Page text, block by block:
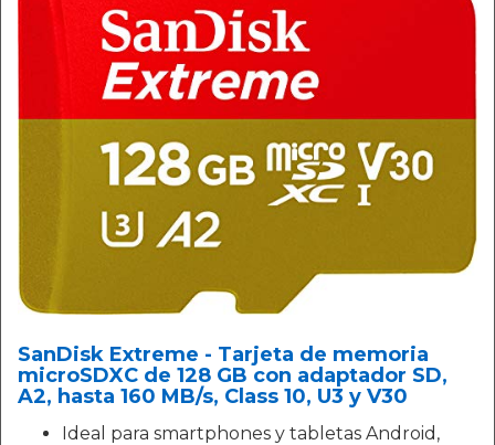
SanDisk Extreme - Tarjeta de memoria
microSDXC de 128 GB con adaptador SD,
A2, hasta 160 MB/s, Class 10, U3 y V30
Ideal para smartphones y tabletas Android,